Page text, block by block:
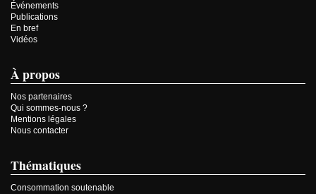
Événements
Publications
En bref
Vidéos
À propos
Nos partenaires
Qui sommes-nous ?
Mentions légales
Nous contacter
Thématiques
Consommation soutenable